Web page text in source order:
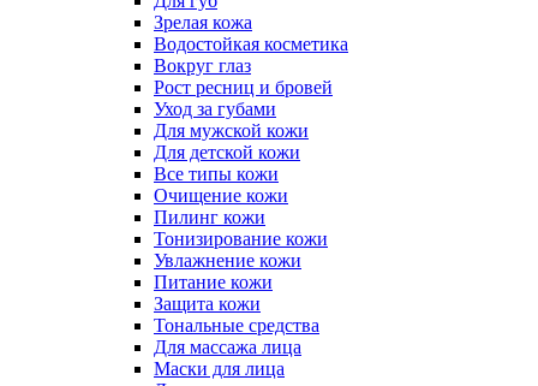
Зрелая кожа
Водостойкая косметика
Вокруг глаз
Рост ресниц и бровей
Уход за губами
Для мужской кожи
Для детской кожи
Все типы кожи
Очищение кожи
Пилинг кожи
Тонизирование кожи
Увлажнение кожи
Питание кожи
Защита кожи
Тональные средства
Для массажа лица
Маски для лица